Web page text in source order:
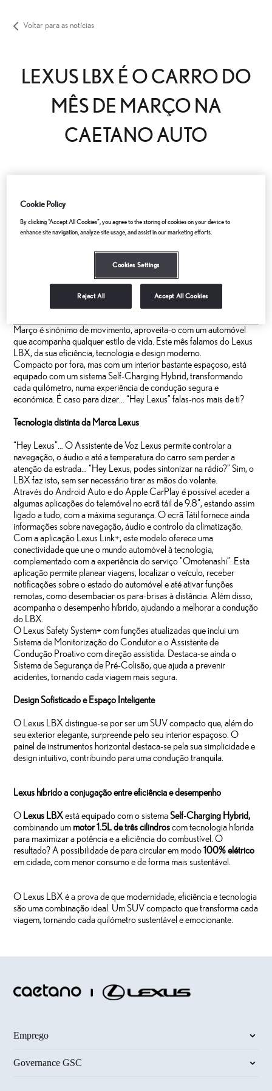
Campanha Caetano GO
Voltar para as notícias
LEXUS LBX É O CARRO DO
MÊS DE MARÇO NA
CAETANO AUTO
Março é sinónimo de movimento, aproveita-o com um automóvel
que acompanha qualquer estilo de vida. Este mês falamos do Lexus
LBX, da sua eficiência, tecnologia e design moderno.
Compacto por fora, mas com um interior bastante espaçoso, está
equipado com um sistema Self-Charging Hybrid, transformando
cada quilómetro, numa experiência de condução segura e
económica. É caso para dizer… “Hey Lexus” falas-nos mais de ti?
Tecnologia distinta da Marca Lexus
“Hey Lexus”… O Assistente de Voz Lexus permite controlar a
navegação, o áudio e até a temperatura do carro sem perder a
atenção da estrada… “Hey Lexus, podes sintonizar na rádio?” Sim, o
LBX faz isto, sem ser necessário tirar as mãos do volante.
Através do Android Auto e do Apple CarPlay é possível aceder a
algumas aplicações do telemóvel no ecrã táil de 9.8", estando assim
ligado a tudo, com a máxima segurança. O ecrã Tátil fornece ainda
informações sobre navegação, áudio e controlo da climatização.
Com a aplicação Lexus Link+, este modelo oferece uma
conectividade que une o mundo automóvel à tecnologia,
complementado com a experiência do serviço "Omotenashi”. Esta
aplicação permite planear viagens, localizar o veículo, receber
notificações sobre o estado do automóvel e até ativar funções
remotas, como desembaciar os para-brisas à distância. Além disso,
acompanha o desempenho híbrido, ajudando a melhorar a condução
do LBX.
O Lexus Safety System+ com funções atualizadas que inclui um
Sistema de Monitorização do Condutor e o Assistente de
Condução Proativo com direção assistida. Destaca-se ainda o
Sistema de Segurança de Pré-Colisão, que ajuda a prevenir
acidentes, tornando cada viagem mais segura.
Design Sofisticado e Espaço Inteligente
O Lexus LBX distingue-se por ser um SUV compacto que, além do
seu exterior elegante, surpreende pelo seu interior espaçoso. O
painel de instrumentos horizontal destaca-se pela sua simplicidade e
design intuitivo, contribuindo para uma condução tranquila.
Lexus híbrido a conjugação entre eficiência e desempenho
O Lexus LBXestá equipado com o sistemaSelf-Charging Hybrid,
combinando um motor 1.5L de três cilindroscom tecnologia híbrida
para maximizar a potência e a eficiência do combustível. O
resultado? A possibilidade de para circular em modo100% elétrico
em cidade, com menor consumo e de forma mais sustentável.
O Lexus LBX é a prova de que modernidade, eficiência e tecnologia
são uma combinação ideal. Um SUV compacto que transforma cada
viagem, tornando cada quilómetro sustentável e emocionante.
Emprego
Governance GSC
Cookie Policy
By clicking “Accept All Cookies”, you agree to the storing of cookies on your device to
enhance site navigation, analyze site usage, and assist in our marketing efforts.
Cookies Settings
Reject All Accept All Cookies